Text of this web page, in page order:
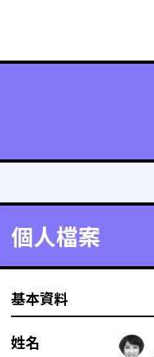
個人檔案
基本資料
姓名